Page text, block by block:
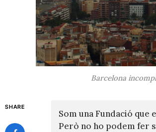
Barcelona
SHARE
Som una Fundació
Però no ho podem fer